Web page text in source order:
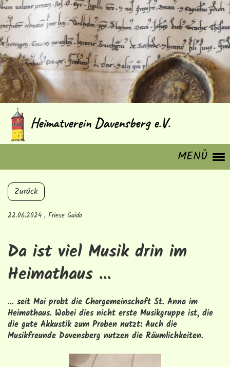
Heimatverein Davensberg e.V.
MENÜ
Zurück
22.06.2024 , Friese Guido
Da ist viel Musik drin im
Heimathaus ...
... seit Mai probt die Chorgemeinschaft St. Anna im
Heimathaus. Wobei dies nicht erste Musikgruppe ist, die
die gute Akkustik zum Proben nutzt: Auch die
Musikfreunde Davensberg nutzen die Räumlichkeiten.